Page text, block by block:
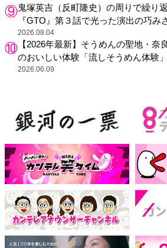
鬼塚英吉（反町隆史）の周りで繰り
『GTO』第３話で光った演出の巧み
2026.08.04
【2026年最新】そうめんの聖地・奈
のおいしい体験「流しそうめん体験
2026.06.09